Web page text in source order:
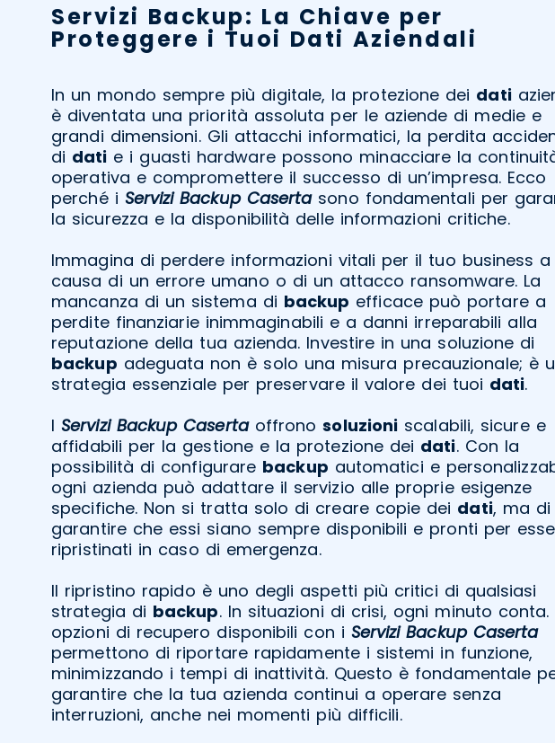
Servizi Backup: La Chiave per
Proteggere i Tuoi Dati Aziendali
In un mondo sempre più digitale, la protezione dei dati
è diventata una priorità assoluta per le aziende di medie e
grandi dimensioni. Gli attacchi informatici, la perdita
di dati e i guasti hardware possono minacciare la
operativa e compromettere il successo di un’impresa. Ecco
perché i Servizi Backup Casertasono fondamentali per
la sicurezza e la disponibilità delle informazioni critiche.
Immagina di perdere informazioni vitali per il tuo business a
causa di un errore umano o di un attacco ransomware. La
mancanza di un sistema di backup efficace può portare a
perdite finanziarie inimmaginabili e a danni irreparabili alla
reputazione della tua azienda. Investire in una soluzione di
backup adeguata non è solo una misura precauzionale; è
strategia essenziale per preservare il valore dei tuoi dati.
I Servizi Backup Casertaoffronosoluzioni scalabili, sicure e
affidabili per la gestione e la protezione dei dati. Con la
possibilità di configurare backup automatici e
ogni azienda può adattare il servizio alle proprie esigenze
specifiche. Non si tratta solo di creare copie dei dati, ma di
garantire che essi siano sempre disponibili e pronti per
ripristinati in caso di emergenza.
Il ripristino rapido è uno degli aspetti più critici di qualsiasi
strategia di backup. In situazioni di crisi, ogni minuto conta.
opzioni di recupero disponibili con i Servizi Backup Caserta
permettono di riportare rapidamente i sistemi in funzione,
minimizzando i tempi di inattività. Questo è fondamentale
garantire che la tua azienda continui a operare senza
interruzioni, anche nei momenti più difficili.